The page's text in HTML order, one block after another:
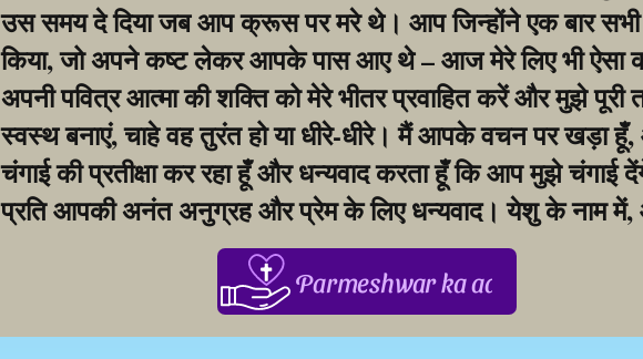
उस समय दे दिया जब आप क्रूस पर मरे थे। आप जिन्होंने एक बार सभी
किया, जो अपने कष्ट लेकर आपके पास आए थे – आज मेरे लिए भी ऐसा
अपनी पवित्र आत्मा की शक्ति को मेरे भीतर प्रवाहित करें और मुझे पूरी
स्वस्थ बनाएं, चाहे वह तुरंत हो या धीरे-धीरे। मैं आपके वचन पर खड़ा
चंगाई की प्रतीक्षा कर रहा हूँ और धन्यवाद करता हूँ कि आप मुझे चंगाई
प्रति आपकी अनंत अनुग्रह और प्रेम के लिए धन्यवाद। येशु के नाम में,
Parmeshwar ka aabhar, aapke